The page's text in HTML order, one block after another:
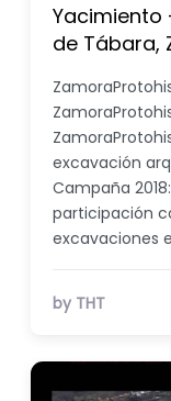
Yacimiento
de Tábara,
excavación
Campaña
participación
excavaciones
by THT